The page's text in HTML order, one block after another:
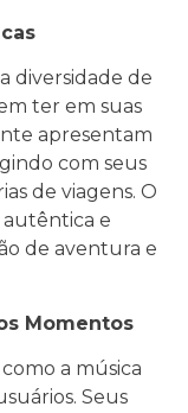
diversidade de
ter em suas
apresentam
com seus
de viagens. O
e
de aventura e
Momentos
a música
Seus